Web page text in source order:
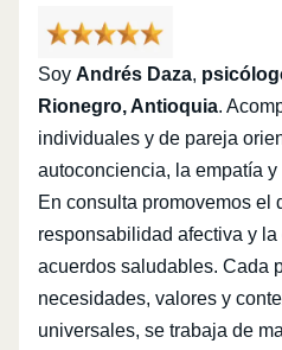
Soy Andrés Daza,
Rionegro, Antioquia.
individuales y de pareja
autoconciencia, la empatía
En consulta promovemos el
responsabilidad afectiva y
acuerdos saludables. Cada
necesidades, valores y
universales, se trabaja de